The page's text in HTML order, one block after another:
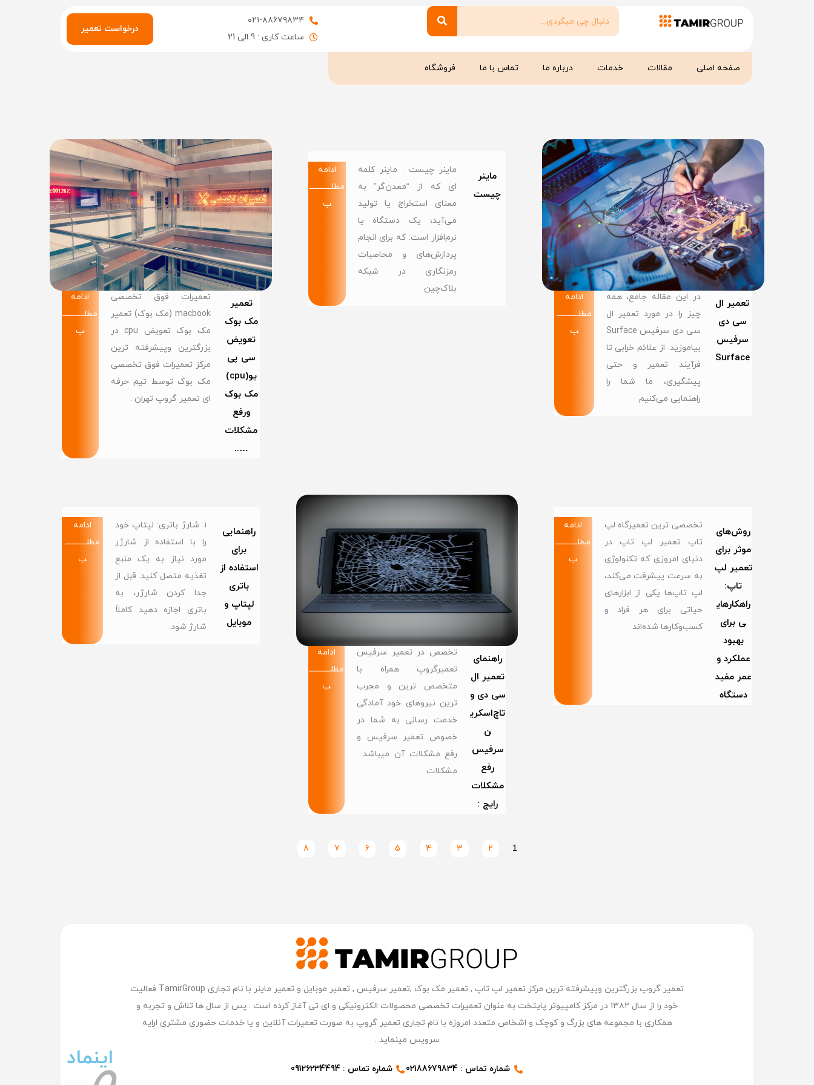
۰۲۱-۸۸۶۷۹۸۳۴
ساعت کاری : 9 الی 21
درخواست تعمیر
صفحه اصلی مقالات خدمات درباره ما تماس با ما فروشگاه
تعمیر ال
سی دی
سرفیس
Surface
در این مقاله جامع، همه
چیز را در مورد تعمیر ال
سی دی سرفیس Surface
بیاموزید. از علائم خرابی تا
فرآیند تعمیر و حتی
پیشگیری، ما شما را
راهنمایی می‌کنیم
ادامه
مطلــــــــــــ
ب
ماینر
چیست
ماینر چیست : ماینر کلمه
ای که از “معدن‌گر” به
معنای استخراج یا تولید
می‌آید، یک دستگاه یا
نرم‌افزار است. که برای انجام
پردازش‌های و محاصبات
رمزنگاری در شبکه‌
بلاک‌چین
ادامه
مطلــــــــــــ
ب
تعمیر
مک بوک
تعویض
سی پی
یو(cpu)
مک بوک
ورفع
مشکلات
…..
تعمیرات فوق تخصصی
macbook (مک بوک) تعمیر
مک بوک تعویض cpu در
بزرگترین وپیشرفته ترین
مرکز تعمیرات فوق تخصصی
مک بوک توسط تیم حرفه
ای تعمیر گروپ تهران .
ادامه
مطلــــــــــــ
ب
روش‌های
موثر برای
تعمیر لپ
تاپ:
راهکارهای
ی برای
بهبود
عملکرد و
عمر مفید
دستگاه
تخصصی ترین تعمیرگاه لپ
تاپ تعمیر لپ تاپ در
دنیای امروزی که تکنولوژی
به سرعت پیشرفت می‌کند،
لپ تاپ‌ها یکی از ابزارهای
حیاتی برای هر فراد و
کسب‌وکارها شده‌اند .
ادامه
مطلــــــــــــ
ب
راهنمای
تعمیر ال
سی دی و
تاچ‌اسکری
ن
سرفیس
رفع
مشکلات
رایج :
تخصص در تعمیر سرفیس
تعمیرگروپ همراه با
متخصص ترین و مجرب
ترین نیروهای خود آمادگی
خدمت رسانی به شما در
خصوص تعمیر سرفیس و
رفع مشکلات آن میباشد .
مشکلات
ادامه
مطلــــــــــــ
ب
راهنمایی
برای
استفاده از
باتری
لپتاپ و
موبایل
۱. شارژ باتری: لپتاپ خود
را با استفاده از شارژر
مورد نیاز به یک منبع
تغذیه متصل کنید. قبل از
جدا کردن شارژر، به
باتری اجازه دهید کاملاً
شارژ شود.
ادامه
مطلــــــــــــ
ب
1
2
3
4
5
6
7
8
تعمیر گروپ بزرگترین وپیشرفته ترین مرکز تعمیر لپ تاپ , تعمیر مک بوک ,تعمیر سرفیس , تعمیر موبایل و تعمیر ماینر با نام تجاری TamirGroup فعالیت
خود را از سال ۱۳۸۲ در مرکز کامپیوتر پایتخت به عنوان تعمیرات تخصصی محصولات الکترونیکی و ای تی آغاز کرده است . پس از سال ها تلاش و تجربه و
همکاری با مجموعه های بزرگ و کوچک و اشخاص متعدد امروزه با نام تجاری تعمیر گروپ به صورت تعمیرات آنلاین و یا خدمات حضوری مشتری اراِیه
سرویس مینماید .
اینماد شماره تماس : 02188679834 شماره تماس : 09126234494